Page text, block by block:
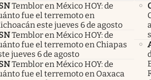
Temblor en México HOY: de
fue el terremoto en
este jueves 6 de agosto
Temblor en México HOY: de
fue el terremoto en Chiapas
jueves 6 de agosto
Temblor en México HOY: de
fue el terremoto en Oaxaca